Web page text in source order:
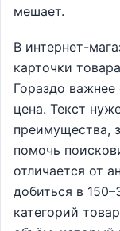
мешает.
В интернет-
карточки
Гораздо
цена. Текст
преимущества,
помочь
отличается от
добиться в
категорий